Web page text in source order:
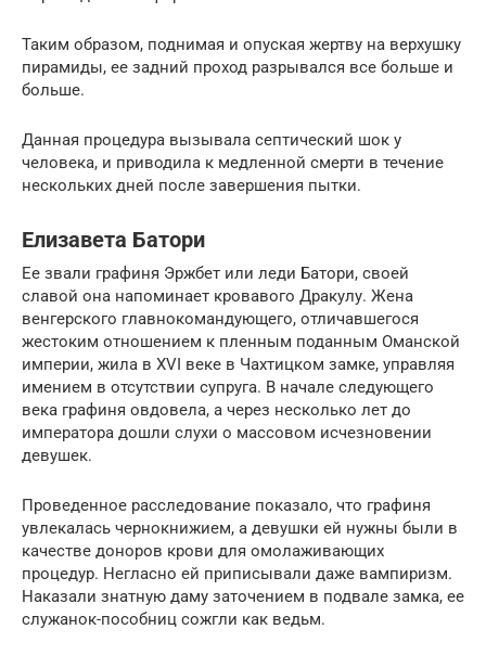
Таким образом, поднимая и опуская жертву на верхушку
пирамиды, ее задний проход разрывался все больше и
больше.
Данная процедура вызывала септический шок у
человека, и приводила к медленной смерти в течение
нескольких дней после завершения пытки.
Елизавета Батори
Ее звали графиня Эржбет или леди Батори, своей
славой она напоминает кровавого Дракулу. Жена
венгерского главнокомандующего, отличавшегося
жестоким отношением к пленным поданным Оманской
империи, жила в XVI веке в Чахтицком замке, управляя
имением в отсутствии супруга. В начале следующего
века графиня овдовела, а через несколько лет до
императора дошли слухи о массовом исчезновении
девушек.
Проведенное расследование показало, что графиня
увлекалась чернокнижием, а девушки ей нужны были в
качестве доноров крови для омолаживающих
процедур. Негласно ей приписывали даже вампиризм.
Наказали знатную даму заточением в подвале замка, ее
служанок-пособниц сожгли как ведьм.